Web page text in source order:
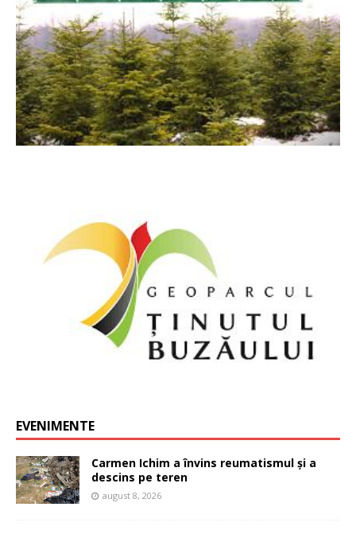
EVENIMENTE
Carmen Ichim a învins reumatismul și a
descins pe teren
august 8, 2026